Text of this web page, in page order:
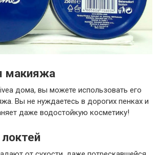
макияжа
дома, вы можете использовать его
Вы не нуждаетесь в дорогих пенках и
даже водостойкую косметику!